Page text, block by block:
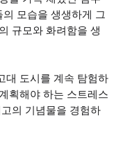
모습을 생생하게 그
규모와 화려함을 생
대 도시를 계속 탐험하
획해야 하는 스트레스
의 기념물을 경험하